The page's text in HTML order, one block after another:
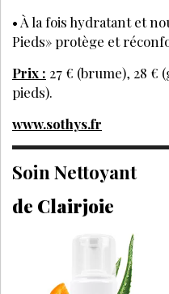
• À la fois hydratant et
Pieds» protège et
Prix : 27 € (brume), 28 €
pieds).
www.sothys.fr
Soin Nettoyant
de Clairjoie